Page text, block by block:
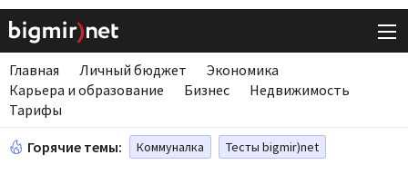
Главная Личный бюджет
Экономика
Карьера и образование
Бизнес
Недвижимость
Тарифы
Горячие темы: Коммуналка Тесты bigmir)net